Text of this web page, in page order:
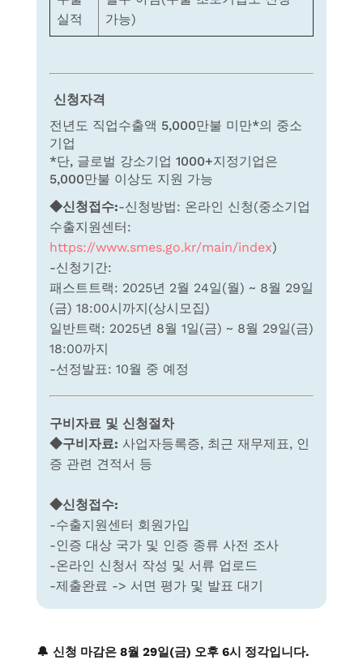
실적
가능)
신청자격
전년도 직업수출액 5,000만불 미만*의 중소
기업
*단, 글로벌 강소기업 1000+지정기업은
5,000만불 이상도 지원 가능
◆신청접수:-신청방법: 온라인 신청(중소기업
수출지원센터:
https://www.smes.go.kr/main/index)
-신청기간:
패스트트랙: 2025년 2월 24일(월) ~ 8월 29일
(금) 18:00시까지(상시모집)
일반트랙: 2025년 8월 1일(금) ~ 8월 29일(금)
18:00까지
-선정발표: 10월 중 예정
구비자료 및 신청절차
◆구비자료: 사업자등록증, 최근 재무제표, 인
증 관련 견적서 등
◆신청접수:
-수출지원센터 회원가입
-인증 대상 국가 및 인증 종류 사전 조사
-온라인 신청서 작성 및 서류 업로드
-제출완료 -> 서면 평가 및 발표 대기
🔔 신청 마감은8월 29일(금) 오후6시 정각입니다.